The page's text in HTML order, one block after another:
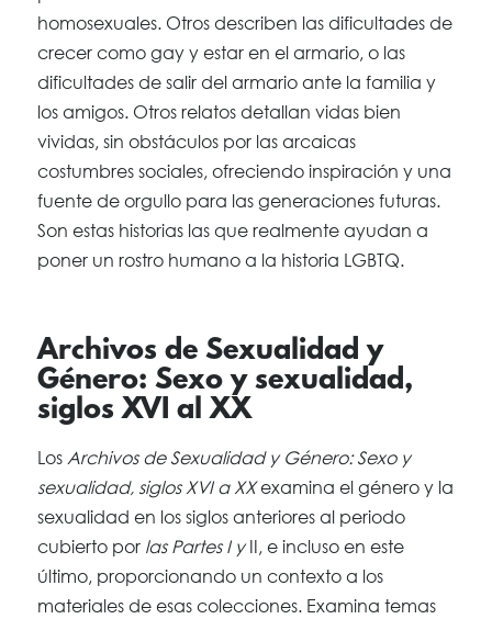
homosexuales. Otros describen las dificultades de
crecer como gay y estar en el armario, o las
dificultades de salir del armario ante la familia y
los amigos. Otros relatos detallan vidas bien
vividas, sin obstáculos por las arcaicas
costumbres sociales, ofreciendo inspiración y una
fuente de orgullo para las generaciones futuras.
Son estas historias las que realmente ayudan a
poner un rostro humano a la historia LGBTQ.
Archivos de Sexualidad y
Género: Sexo y sexualidad,
siglos XVI al XX
Los Archivos de Sexualidad y Género: Sexo y
sexualidad, siglos XVI a XXexamina el género y la
sexualidad en los siglos anteriores al periodo
cubierto por las Partes I yII, e incluso en este
último, proporcionando un contexto a los
materiales de esas colecciones. Examina temas